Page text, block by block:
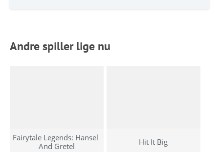
Andre spiller lige nu
Fairytale Legends: Hansel
And Gretel
Hit It Big